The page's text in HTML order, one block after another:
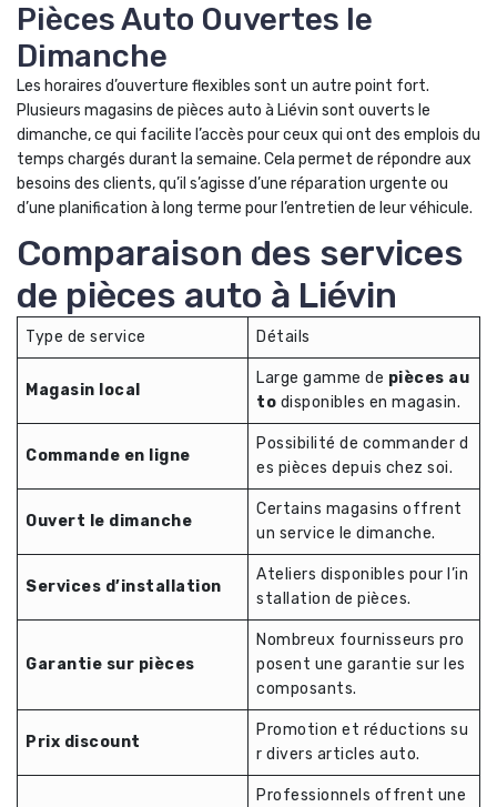
Pièces Auto Ouvertes le
Dimanche
Les horaires d’ouverture flexibles sont un autre point fort.
Plusieurs magasins de pièces auto à Liévin sont ouverts le
dimanche, ce qui facilite l’accès pour ceux qui ont des emplois du
temps chargés durant la semaine. Cela permet de répondre aux
besoins des clients, qu’il s’agisse d’une réparation urgente ou
d’une planification à long terme pour l’entretien de leur véhicule.
Comparaison des services
de pièces auto à Liévin
Type de service Détails
Magasin local
Large gamme de pièces au
to disponibles en magasin.
Commande en ligne
Possibilité de commander d
es pièces depuis chez soi.
Ouvert le dimanche
Certains magasins offrent
un service le dimanche.
Services d’installation
Ateliers disponibles pour l’in
stallation de pièces.
Garantie sur pièces
Nombreux fournisseurs pro
posent une garantie sur les
composants.
Prix discount
Promotion et réductions su
r divers articles auto.
Professionnels offrent une